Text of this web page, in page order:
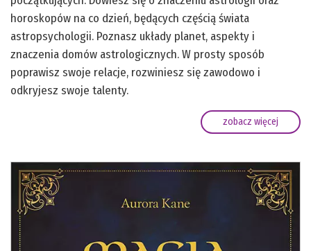
horoskopów na co dzień, będących częścią świata
astropsychologii. Poznasz układy planet, aspekty i
znaczenia domów astrologicznych. W prosty sposób
poprawisz swoje relacje, rozwiniesz się zawodowo i
odkryjesz swoje talenty.
zobacz więcej